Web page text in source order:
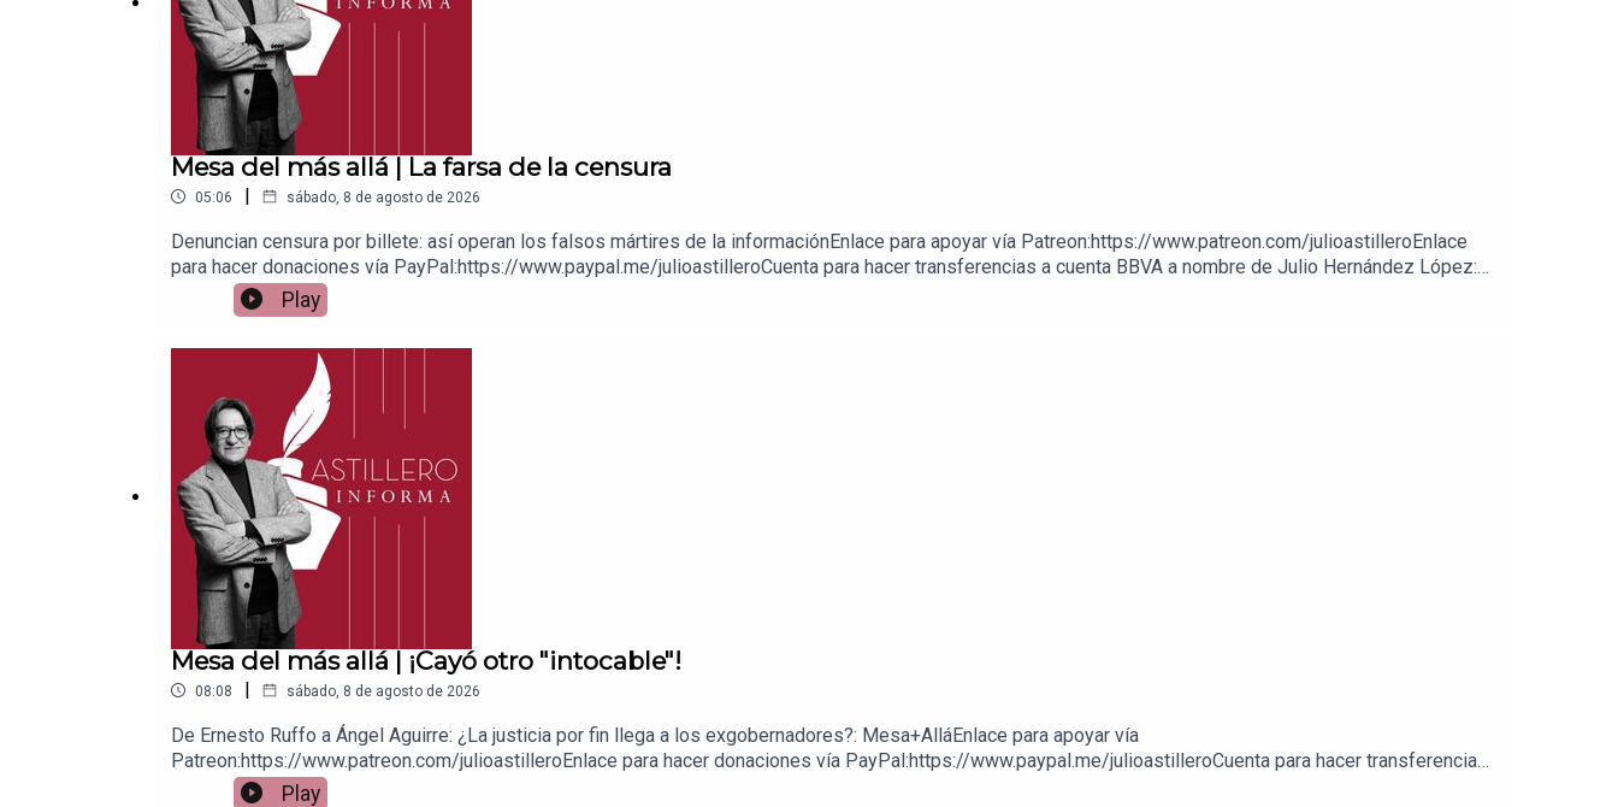
Mesa del más allá | La farsa de la censura
05:06 | sábado, 8 de agosto de 2026
Denuncian censura por billete: así operan los falsos mártires de la informaciónEnlace para apoyar vía Patreon:https://www.patreon.com/julioastilleroEnlace
para hacer donaciones vía PayPal:https://www.paypal.me/julioastilleroCuenta para hacer transferencias a cuenta BBVA a nombre de Julio Hernández López:
1539408017CLABE: 012 320 01539408017 2Tienda:https://julioastillerotienda.com/
Play
Mesa del más allá | ¡Cayó otro "intocable"!
08:08 | sábado, 8 de agosto de 2026
De Ernesto Ruffo a Ángel Aguirre: ¿La justicia por fin llega a los exgobernadores?: Mesa+AlláEnlace para apoyar vía
Patreon:https://www.patreon.com/julioastilleroEnlace para hacer donaciones vía PayPal:https://www.paypal.me/julioastilleroCuenta para hacer transferencias
a cuenta BBVA a nombre de Julio Hernández López: 1539408017CLABE: 012 320 01539408017 2Tienda:https://julioastillerotienda.com/
Play